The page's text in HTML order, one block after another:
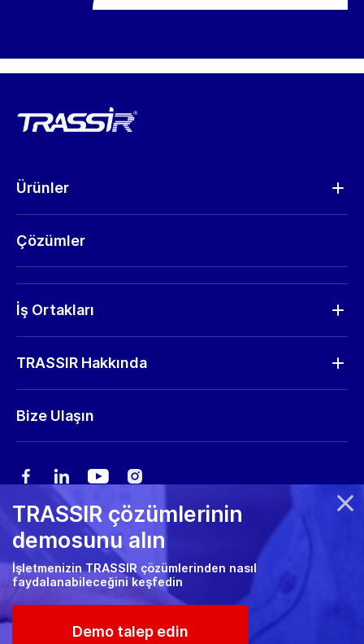
Ürünler
Kameralar
Donanım
Çözümler
Talep Gönder
Yazılım güncellemeleri
Depolama hesaplayıcısı
Pazarlama materyalleri
İş Ortakları
TRASSIR Hakkında
Bize Ulaşın
Gizlilik Politikası
Çerez politikası
© 2026 Trassir. All Rights Reserved.
TRASSIR çözümlerinin
demosunu alın
İşletmenizin TRASSIR çözümlerinden nasıl
faydalanabileceğini keşfedin
Demo talep edin